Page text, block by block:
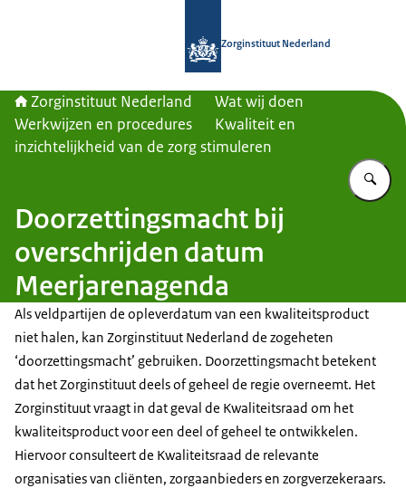
Zorginstituut Nederland
Zorginstituut Nederland
Wat wij doen
Werkwijzen en procedures
Kwaliteit en
inzichtelijkheid van de zorg stimuleren
Doorzettingsmacht bij
overschrijden datum
Meerjarenagenda
Als veldpartijen de opleverdatum van een kwaliteitsproduct
niet halen, kan Zorginstituut Nederland de zogeheten
‘doorzettingsmacht’ gebruiken. Doorzettingsmacht betekent
dat het Zorginstituut deels of geheel de regie overneemt. Het
Zorginstituut vraagt in dat geval de Kwaliteitsraad om het
kwaliteitsproduct voor een deel of geheel te ontwikkelen.
Hiervoor consulteert de Kwaliteitsraad de relevante
organisaties van cliënten, zorgaanbieders en zorgverzekeraars.